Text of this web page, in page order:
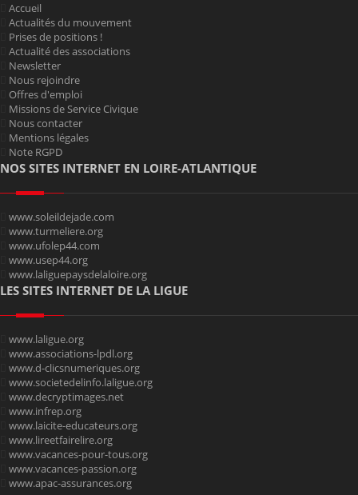
Accueil
Actualités du mouvement
Prises de positions !
Actualité des associations
Newsletter
Nous rejoindre
Offres d'emploi
Missions de Service Civique
Nous contacter
Mentions légales
Note RGPD
NOS SITES INTERNET EN LOIRE-ATLANTIQUE
www.soleildejade.com
www.turmeliere.org
www.ufolep44.com
www.usep44.org
www.laliguepaysdelaloire.org
LES SITES INTERNET DE LA LIGUE
www.laligue.org
www.associations-lpdl.org
www.d-clicsnumeriques.org
www.societedelinfo.laligue.org
www.decryptimages.net
www.infrep.org
www.laicite-educateurs.org
www.lireetfairelire.org
www.vacances-pour-tous.org
www.vacances-passion.org
www.apac-assurances.org